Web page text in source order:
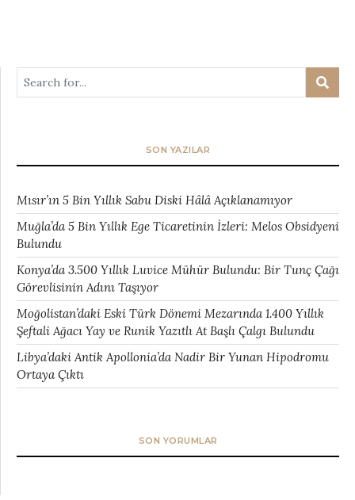
SON YAZILAR
Mısır’ın 5 Bin Yıllık Sabu Diski Hâlâ Açıklanamıyor
Muğla’da 5 Bin Yıllık Ege Ticaretinin İzleri: Melos Obsidyeni
Bulundu
Konya’da 3.500 Yıllık Luvice Mühür Bulundu: Bir Tunç Çağı
Görevlisinin Adını Taşıyor
Moğolistan’daki Eski Türk Dönemi Mezarında 1.400 Yıllık
Şeftali Ağacı Yay ve Runik Yazıtlı At Başlı Çalgı Bulundu
Libya’daki Antik Apollonia’da Nadir Bir Yunan Hipodromu
Ortaya Çıktı
SON YORUMLAR